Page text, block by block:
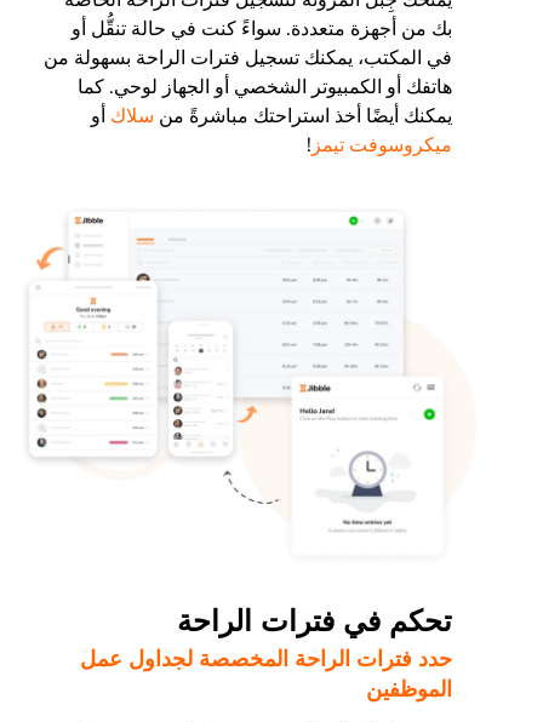
بك من أجهزة متعددة. سواءً كنت في حالة تنقُّل أو
في المكتب، يمكنك تسجيل فترات الراحة بسهولة من
هاتفك أو الكمبيوتر الشخصي أو الجهاز لوحي. كما
يمكنك أيضًا أخذ استراحتك مباشرةً من سلاك أو
ميكروسوفت تيمز !
تحكم في فترات الراحة
حدد فترات الراحة المخصصة لجداول عمل
الموظفين